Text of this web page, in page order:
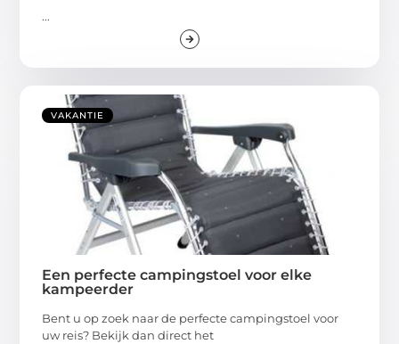
...
VAKANTIE
Een perfecte campingstoel voor elke
kampeerder
Bent u op zoek naar de perfecte campingstoel voor
uw reis? Bekijk dan direct het